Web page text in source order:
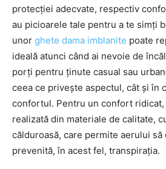
protecției adecvate, respectiv
au picioarele tale pentru a te simți
unor ghete dama imblanite poate
ideală atunci când ai nevoie de
porți pentru ținute casual sau
ceea ce privește aspectul, cât și în
confortul. Pentru un confort
realizată din materiale de calitate,
călduroasă, care permite aerului să
prevenită, în acest fel, transpirația.